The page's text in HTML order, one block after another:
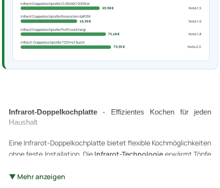
Infrarot Doppelkochplatte CUSIMAX 1200W el
69,98 €
Note 1,5
Infrarot Doppelkochplatte Rosenstein &#038
49,99 €
Note 1,6
Infrarot Doppelkochplatte ProfiCook Energi
75,48 €
Note 1,8
Infrarot-Doppelkochplatte TZS First Austri
79,95 €
Note 2,0
Infrarot-Doppelkochplatte - Effizientes Kochen für jeden
Haushalt
Eine Infrarot-Doppelkochplatte bietet flexible Kochmöglichkeiten
ohne feste Installation. Die Infrarot-Technologie erwärmt Töpfe
Bewertung verschiedener Modelle spielen Heizleistung,
▼ Mehr anzeigen